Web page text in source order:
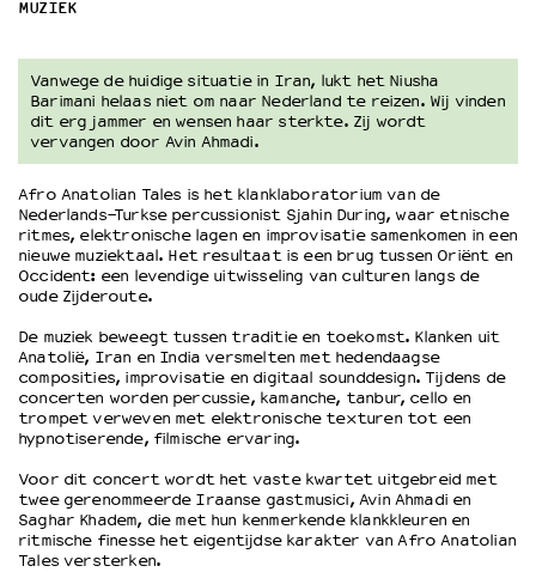
OVER LANTARENVENSTER
Wat we doen
Werken bij
Wie is wie
Historie
Partners
Huisregels
Privacyverklaring
Duurzaamheid
Culturele boycot Israël
Ruimte voor artistieke vrijheid – VNPF
MUZIEK
Vanwege de huidige situatie in Iran, lukt het Niusha
Barimani helaas niet om naar Nederland te reizen. Wij vinden
dit erg jammer en wensen haar sterkte. Zij wordt
vervangen door Avin Ahmadi.
Afro Anatolian Tales is het klanklaboratorium van de
Nederlands-Turkse percussionist Sjahin During, waar etnische
ritmes, elektronische lagen en improvisatie samenkomen in een
nieuwe muziektaal. Het resultaat is een brug tussen Oriënt en
Occident: een levendige uitwisseling van culturen langs de
oude Zijderoute.
De muziek beweegt tussen traditie en toekomst. Klanken uit
Anatolië, Iran en India versmelten met hedendaagse
composities, improvisatie en digitaal sounddesign. Tijdens de
concerten worden percussie, kamanche, tanbur, cello en
trompet verweven met elektronische texturen tot een
hypnotiserende, filmische ervaring.
Voor dit concert wordt het vaste kwartet uitgebreid met
twee gerenommeerde Iraanse gastmusici, Avin Ahmadi en
Saghar Khadem, die met hun kenmerkende klankkleuren en
ritmische finesse het eigentijdse karakter van Afro Anatolian
Tales versterken.